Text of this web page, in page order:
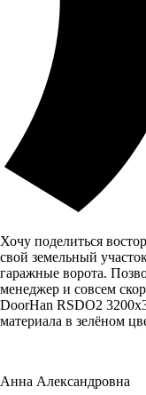
Хочу поделиться
свой земельный
гаражные ворота.
менеджер и совсем
DoorHan RSDO2
материала в зелёном
Анна Александровна